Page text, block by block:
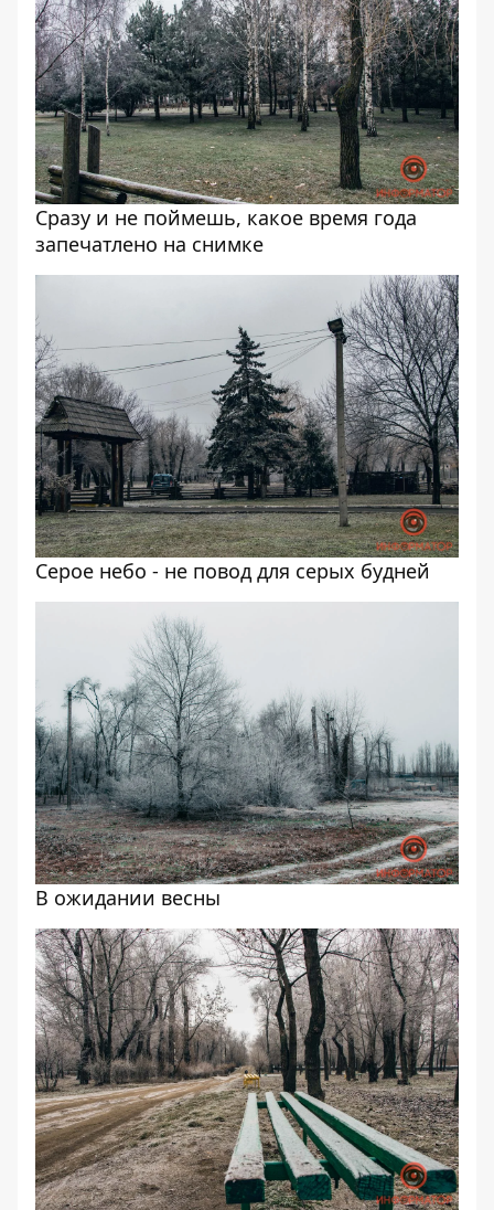
Сразу и не поймешь, какое время года
запечатлено на снимке
Серое небо - не повод для серых будней
В ожидании весны